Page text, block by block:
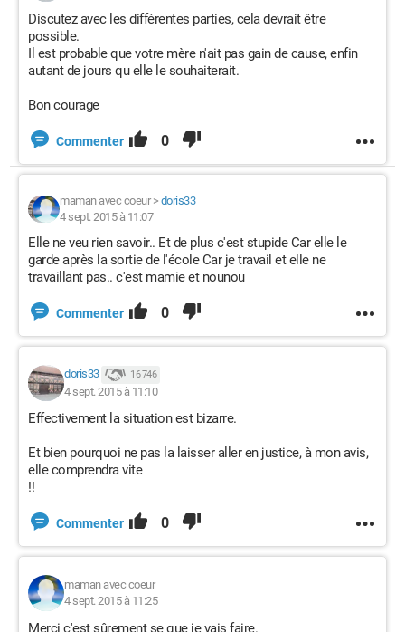
Discutez avec les différentes parties, cela devrait être
possible.
Il est probable que votre mère n'ait pas gain de cause, enfin
autant de jours qu elle le souhaiterait.
Bon courage
Commenter 0
maman avec coeur> doris33
4 sept. 2015 à 11:07
Elle ne veu rien savoir.. Et de plus c'est stupide Car elle le
garde après la sortie de l'école Car je travail et elle ne
travaillant pas.. c'est mamie et nounou
Commenter 0
doris33 16 746
4 sept. 2015 à 11:10
Effectivement la situation est bizarre.
Et bien pourquoi ne pas la laisser aller en justice, à mon avis,
elle comprendra vite
!!
Commenter 0
maman avec coeur
4 sept. 2015 à 11:25
Merci c'est sûrement se que je vais faire.